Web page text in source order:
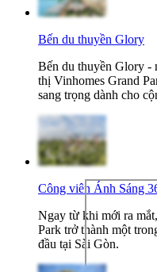
Bến du thuyền Glory
Bến du thuyền Glory -
thị Vinhomes Grand
sang trọng dành cho
Công viên Ánh Sáng
Ngay từ khi mới ra
Park trở thành một
đầu tại Sài Gòn.